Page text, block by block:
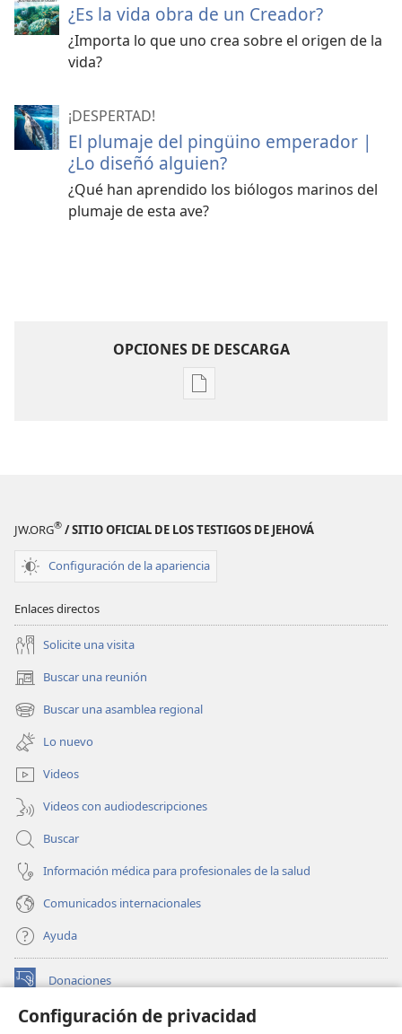
Configuración de privacidad
¿Es la vida obra de un Creador?
¿Importa lo que uno crea sobre el origen de la
vida?
¡DESPERTAD!
El plumaje del pingüino emperador |
¿Lo diseñó alguien?
¿Qué han aprendido los biólogos marinos del
plumaje de esta ave?
OPCIONES DE DESCARGA
Opciones
Julio
JW.ORG® / SITIO OFICIAL DE LOS TESTIGOS DE JEHOVÁ
Configuración de la apariencia
Enlaces directos
Solicite una visita
Buscar una reunión
(abre
una
nueva
ventana)
Buscar una asamblea regional
(abre
una
nueva
ventana)
Lo nuevo
Videos
Videos con audiodescripciones
Buscar
Información médica para profesionales de la salud
Comunicados internacionales
Ayuda
Donaciones
(abre
nueva BIBLIOTECA EN LÍNEA Watchtower™